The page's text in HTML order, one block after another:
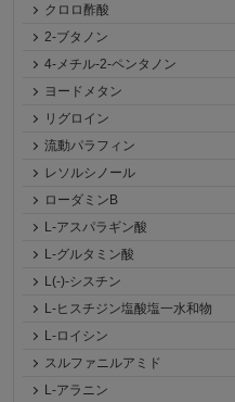
クロロ酢酸
2-ブタノン
4-メチル-2-ペンタノン
ヨードメタン
リグロイン
流動パラフィン
レソルシノール
ローダミンB
L-アスパラギン酸
L-グルタミン酸
L(-)-シスチン
L-ヒスチジン塩酸塩一水和物
L-ロイシン
スルファニルアミド
L-アラニン